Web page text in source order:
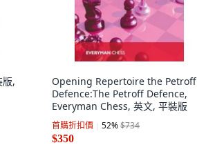
,
Opening Repertoire the Petroff
Defence:The Petroff Defence,
Everyman Chess, 英文, 平裝版
首購折扣價 52%$734
$350